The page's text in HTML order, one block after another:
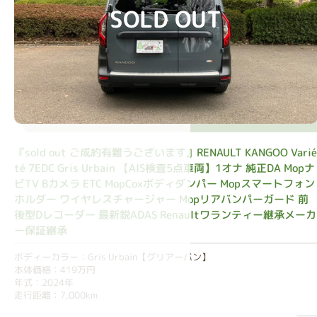
SOLD OUT
『sold out ご成約有難うございます』RENAULT KANGOO Varié
té 7EDC Gris Urbain 【AIS検査5点車両】1オナ 純正DA Mopナ
ビTV Bカメラ ETC MopCoxボディダンパー Mopスマートフォン
ホルダー ワイヤレスチャージャー Mopリアバンパーガード 前
後型Dレコーダー 最新鋭ADAS Renaultワランティー継承メーカ
ー保証継承
ボディーカラー：Gris Urbain【グリアーバン】
本体価格：419万円
年式：2024年
走行距離：7,000km